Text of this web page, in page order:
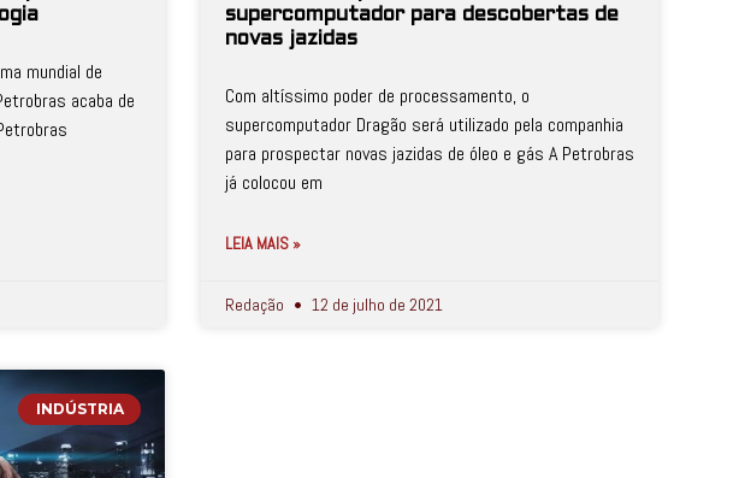
mundial de
acaba de
supercomputador para descobertas de
novas jazidas
Com altíssimo poder de processamento, o
supercomputador Dragão será utilizado pela companhia
para prospectar novas jazidas de óleo e gás A Petrobras
já colocou em
LEIA MAIS »
Redação 12 de julho de 2021
INDÚSTRIA